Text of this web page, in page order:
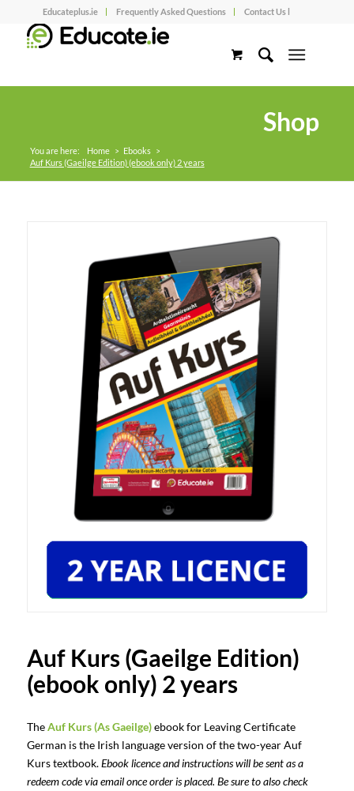
Educateplus.ie Frequently Asked Questions Contact Us l
Shop
You are here: Home > Ebooks >
Auf Kurs (Gaeilge Edition) (ebook only) 2 years
Auf Kurs (Gaeilge Edition)
(ebook only) 2 years
TheAuf Kurs (As Gaeilge)ebook for Leaving Certificate
German is the Irish language version of the two-year Auf
Kurs textbook.Ebook licence and instructions will be sent as a
redeem code via email once order is placed. Be sure to also check